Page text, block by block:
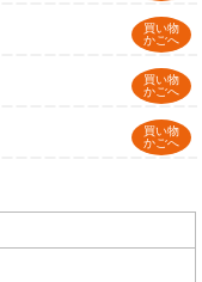
買い物
かごへ
買い物
かごへ
買い物
かごへ